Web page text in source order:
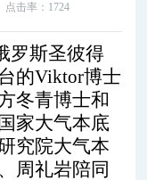
点击率：1724
罗斯圣彼得
的Viktor博士
冬青博士和
家大气本底
究院大气本
周礼岩陪同